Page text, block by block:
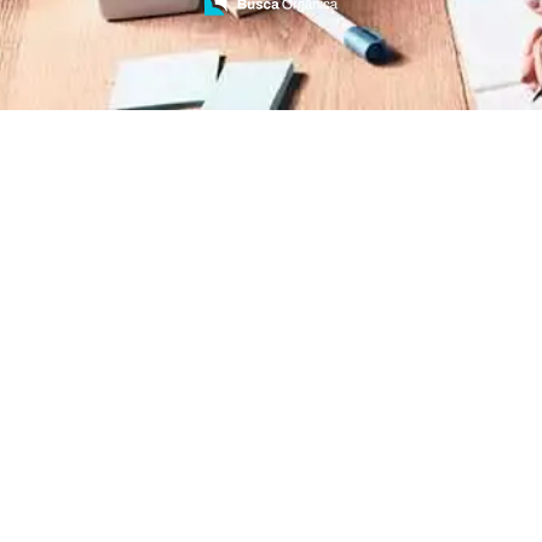
Treinamento de Brigada de Incêndio
Treinamento de Brigada de Incêndio Valor
Treinamento de Brigadista de Incêndio
Treinamento de Combate a Incêndio NR 23